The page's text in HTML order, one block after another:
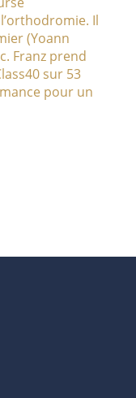
Il
(Yoann
Franz prend
sur 53
pour un